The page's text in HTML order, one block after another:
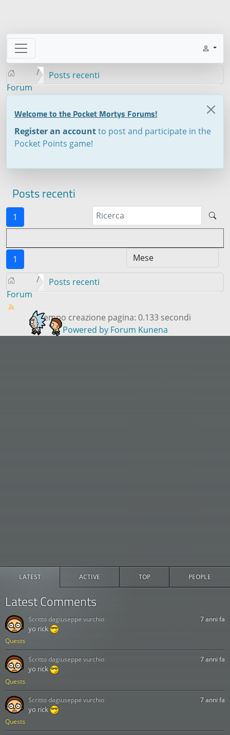
LATEST ACTIVE TOP PEOPLE
Latest Comments
Quests
7 anni fa
yo rick
Scritto dagiuseppe vurchio
Quests
7 anni fa
yo rick
Scritto dagiuseppe vurchio
Quests
7 anni fa
yo rick
Scritto dagiuseppe vurchio
Forum
Posts recenti
Welcome to the Pocket Mortys Forums!
Register an accountto post and participate in the
Pocket Points game!
Posts recenti
1
1
Forum
Posts recenti
Tempo creazione pagina: 0.133 secondi
Powered by Forum Kunena